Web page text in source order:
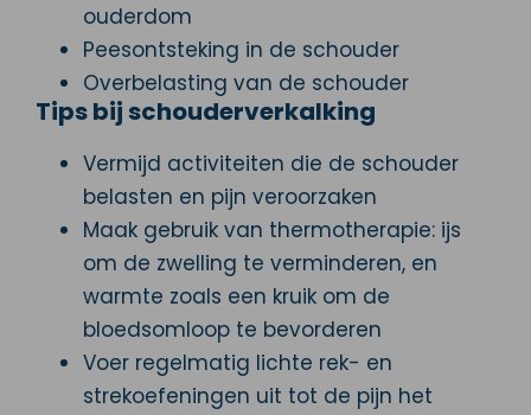
ouderdom
Peesontsteking in de schouder
Overbelasting van de schouder
Tips bij schouderverkalking
Vermijd activiteiten die de schouder
belasten en pijn veroorzaken
Maak gebruik van thermotherapie: ijs
om de zwelling te verminderen, en
warmte zoals een kruik om de
bloedsomloop te bevorderen
Voer regelmatig lichte rek- en
strekoefeningen uit tot de pijn het